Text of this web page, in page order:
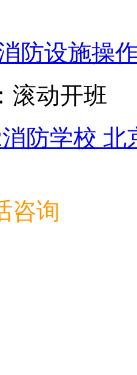
防设施操
滚动开班
防学校 北
咨询